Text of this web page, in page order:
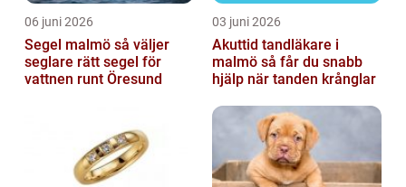
06 juni 2026
Segel malmö så väljer
seglare rätt segel för
vattnen runt Öresund
03 juni 2026
Akuttid tandläkare i
malmö så får du snabb
hjälp när tanden krånglar